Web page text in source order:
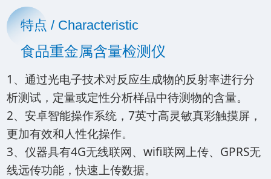
特点 / Characteristic
食品重金属含量检测仪
1、通过光电子技术对反应生成物的反射率进行分
析测试，定量或定性分析样品中待测物的含量。
2、安卓智能操作系统，7英寸高灵敏真彩触摸屏，
更加有效和人性化操作。
3、仪器具有4G无线联网、wifi联网上传、GPRS无
线远传功能，快速上传数据。